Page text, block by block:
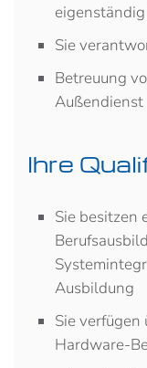
Sie
Betreuung
Außendienst
Ihre
Sie besitzen
Ausbildung
Sie
Hardware-